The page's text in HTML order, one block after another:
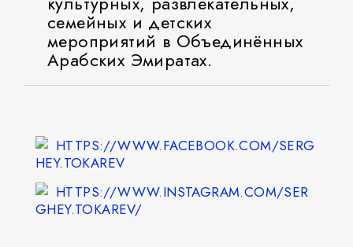
семейных и детских
мероприятий в Объединённых
Арабских Эмиратах.
HTTPS://WWW.FACEBOOK.COM/SERG
HEY.TOKAREV
HTTPS://WWW.INSTAGRAM.COM/SER
GHEY.TOKAREV/